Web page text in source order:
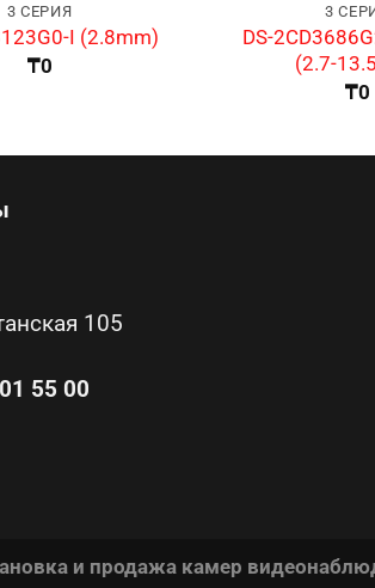
3 СЕРИЯ
I (2.8mm)
₸0
3
DS-
(2.7-
₸0
105
55 00
и продажа камер